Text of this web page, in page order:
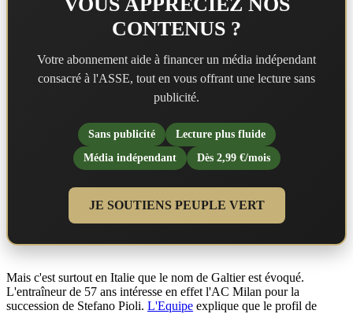
CONTENUS ?
Votre abonnement aide à financer un média indépendant
consacré à l'ASSE, tout en vous offrant une lecture sans
publicité.
Sans publicité
Lecture plus fluide
Média indépendant
Dès 2,99 €/mois
JE SOUTIENS PEUPLE VERT
Mais c'est surtout en Italie que le nom de Galtier est évoqué.
L'entraîneur de 57 ans intéresse en effet l'AC Milan pour la
succession de Stefano Pioli. L'Equipe explique que le profil de